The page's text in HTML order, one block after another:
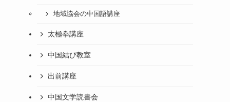
地域協会の中国語講座
太極拳講座
中国結び教室
出前講座
中国文学読書会